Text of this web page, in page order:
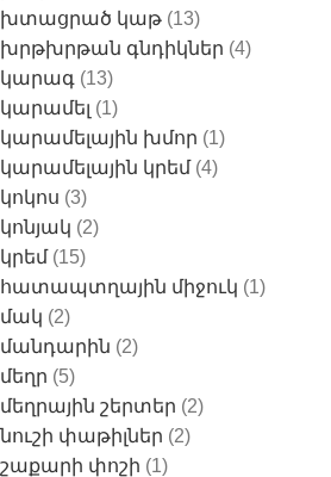
խտացրած կաթ (13)
խրթխրթան գնդիկներ (4)
կարագ (13)
կարամել (1)
կարամելային խմոր (1)
կարամելային կրեմ (4)
կոկոս (3)
կոնյակ (2)
կրեմ (15)
հատապտղային միջուկ (1)
մակ (2)
մանդարին (2)
մեղր (5)
մեղրային շերտեր (2)
նուշի փաթիլներ (2)
շաքարի փոշի (1)